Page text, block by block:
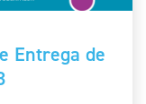
Entrega de